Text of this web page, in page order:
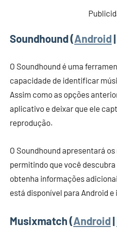
Soundhound (Android|
O Soundhound é uma
capacidade de identificar
Assim como as opções
aplicativo e deixar que ele
reprodução.
O Soundhound apresentará
permitindo que você descubra
obtenha informações
está disponível para Android e
Musixmatch (Android|